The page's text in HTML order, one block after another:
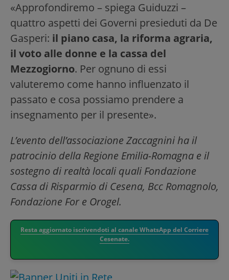
«Approfondiremo – spiega Guiduzzi –
quattro aspetti dei Governi presieduti da De
Gasperi: il piano casa, la riforma agraria,
il voto alle donne e la cassa del
Mezzogiorno. Per ognuno di essi
valuteremo come hanno influenzato il
passato e cosa possiamo prendere a
insegnamento per il presente».
L’evento dell’associazione Zaccagnini ha il
patrocinio della Regione Emilia-Romagna e il
sostegno di realtà locali quali Fondazione
Cassa di Risparmio di Cesena, Bcc Romagnolo,
Fondazione For e Orogel.
Resta aggiornato iscrivendoti al canale WhatsApp del Corriere
Cesenate.